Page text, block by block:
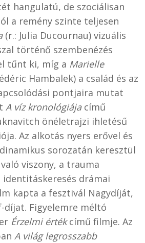
hangulatú, de szociálisan
a remény szinte teljesen
(r.: Julia Ducournau) vizuális
történő szembenézés
tűnt ki, míg a Marielle
Hambalek) a család és az
pontjaira mutat
A víz kronológiájacímű
önéletrajzi ihletésű
Az alkotás nyers erővel és
sorozatán keresztül
viszony, a trauma
identitáskeresés drámai
kapta a fesztivál Nagydíját,
díjat. Figyelemre méltó
Érzelmi értékcímű filmje. Az
A világ legrosszabb